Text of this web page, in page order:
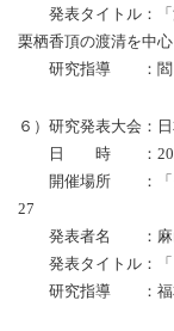
発表タイトル：「
栗栖香頂の渡清を中心
研究指導 ：
６）研究発表大会：
日 時 ：2024年
開催場所 ：「グ
27
発表者名 ：麻山
発表タイトル：「
研究指導 ：福